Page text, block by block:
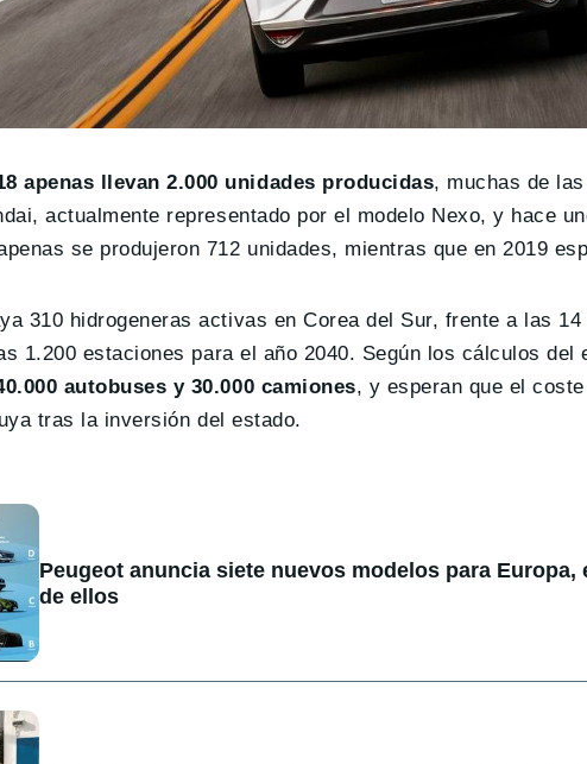
apenas llevan 2.000 unidades producidas, muchas de
actualmente representado por el modelo Nexo, y hace
se produjeron 712 unidades, mientras que en 2019
310 hidrogeneras activas en Corea del Sur, frente a las
1.200 estaciones para el año 2040. Según los cálculos
autobuses y 30.000 camiones, y esperan que el
tras la inversión del estado.
Peugeot anuncia siete nuevos modelos para
de ellos